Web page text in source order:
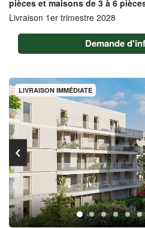
pièces et maisons de 3 à 6
Livraison 1er trimestre 2028
Demande
LIVRAISON IMMÉDIATE